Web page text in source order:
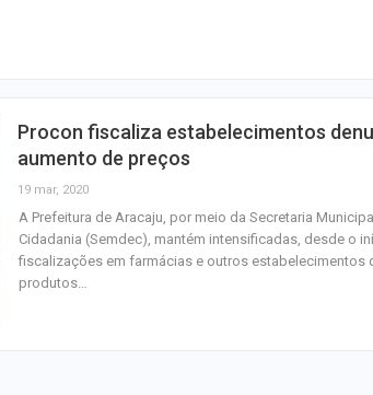
Procon fiscaliza estabelecimentos
aumento de preços
19 mar, 2020
A Prefeitura de Aracaju, por meio da Secretaria
Cidadania (Semdec), mantém intensificadas, desde o
fiscalizações em farmácias e outros estabelecimentos
produtos…